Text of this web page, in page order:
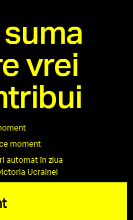
vrei
moment
automat în ziua
Ucrainei